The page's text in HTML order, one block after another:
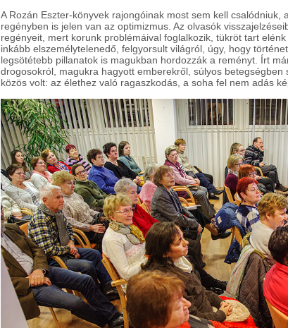
A Rozán Eszter-könyvek rajongóinak most sem kell csalódniuk,
regényben is jelen van az optimizmus. Az olvasók
regényeit, mert korunk problémáival foglalkozik, tükröt tart
inkább elszemélytelenedő, felgyorsult világról, úgy, hogy
legsötétebb pillanatok is magukban hordozzák a reményt. Írt
drogosokról, magukra hagyott emberekről, súlyos
közös volt: az élethez való ragaszkodás, a soha fel nem adás